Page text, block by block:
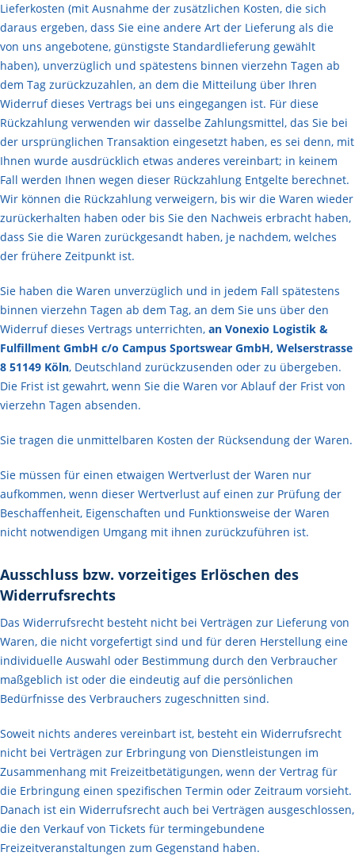
Lieferkosten (mit Ausnahme der zusätzlichen Kosten, die sich
daraus ergeben, dass Sie eine andere Art der Lieferung als die
von uns angebotene, günstigste Standardlieferung gewählt
haben), unverzüglich und spätestens binnen vierzehn Tagen ab
dem Tag zurückzuzahlen, an dem die Mitteilung über Ihren
Widerruf dieses Vertrags bei uns eingegangen ist. Für diese
Rückzahlung verwenden wir dasselbe Zahlungsmittel, das Sie bei
der ursprünglichen Transaktion eingesetzt haben, es sei denn, mit
Ihnen wurde ausdrücklich etwas anderes vereinbart; in keinem
Fall werden Ihnen wegen dieser Rückzahlung Entgelte berechnet.
Wir können die Rückzahlung verweigern, bis wir die Waren wieder
zurückerhalten haben oder bis Sie den Nachweis erbracht haben,
dass Sie die Waren zurückgesandt haben, je nachdem, welches
der frühere Zeitpunkt ist.
Sie haben die Waren unverzüglich und in jedem Fall spätestens
binnen vierzehn Tagen ab dem Tag, an dem Sie uns über den
Widerruf dieses Vertrags unterrichten, an Vonexio Logistik &
Fulfillment GmbH c/o Campus Sportswear GmbH, Welserstrasse
8 51149 Köln, Deutschland zurückzusenden oder zu übergeben.
Die Frist ist gewahrt, wenn Sie die Waren vor Ablauf der Frist von
vierzehn Tagen absenden.
Sie tragen die unmittelbaren Kosten der Rücksendung der Waren.
Sie müssen für einen etwaigen Wertverlust der Waren nur
aufkommen, wenn dieser Wertverlust auf einen zur Prüfung der
Beschaffenheit, Eigenschaften und Funktionsweise der Waren
nicht notwendigen Umgang mit ihnen zurückzuführen ist.
Ausschluss bzw. vorzeitiges Erlöschen des
Widerrufsrechts
Das Widerrufsrecht besteht nicht bei Verträgen zur Lieferung von
Waren, die nicht vorgefertigt sind und für deren Herstellung eine
individuelle Auswahl oder Bestimmung durch den Verbraucher
maßgeblich ist oder die eindeutig auf die persönlichen
Bedürfnisse des Verbrauchers zugeschnitten sind.
Soweit nichts anderes vereinbart ist, besteht ein Widerrufsrecht
nicht bei Verträgen zur Erbringung von Dienstleistungen im
Zusammenhang mit Freizeitbetätigungen, wenn der Vertrag für
die Erbringung einen spezifischen Termin oder Zeitraum vorsieht.
Danach ist ein Widerrufsrecht auch bei Verträgen ausgeschlossen,
die den Verkauf von Tickets für termingebundene
Freizeitveranstaltungen zum Gegenstand haben.